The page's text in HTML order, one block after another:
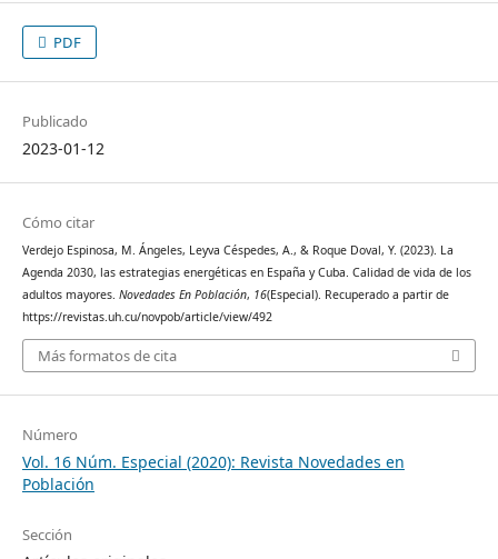
PDF
Publicado
2023-01-12
Cómo citar
Verdejo Espinosa, M. Ángeles, Leyva Céspedes, A., & Roque Doval, Y. (2023). La
Agenda 2030, las estrategias energéticas en España y Cuba. Calidad de vida de los
adultos mayores. Novedades En Población, 16(Especial). Recuperado a partir de
https://revistas.uh.cu/novpob/article/view/492
Más formatos de cita
Número
Vol. 16 Núm. Especial (2020): Revista Novedades en
Población
Sección